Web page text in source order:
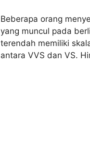
Beberapa orang
yang muncul pada
terendah memiliki
antara VVS dan VS.